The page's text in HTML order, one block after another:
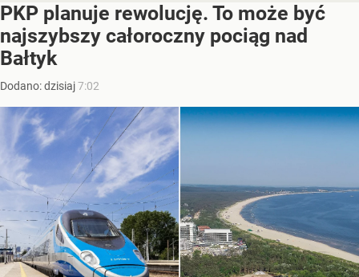
PKP planuje rewolucję. To może być
najszybszy całoroczny pociąg nad
Bałtyk
Dodano:dzisiaj7:02